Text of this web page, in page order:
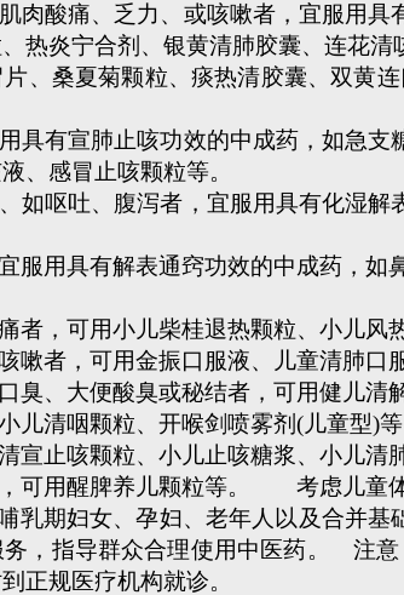
酸痛、乏力、或咳嗽者，宜服用具
热炎宁合剂、银黄清肺胶囊、连花
、桑夏菊颗粒、痰热清胶囊、双黄
有宣肺止咳功效的中成药，如急支
、感冒止咳颗粒等。
呕吐、腹泻者，宜服用具有化湿解
用具有解表通窍功效的中成药，如
，可用小儿柴桂退热颗粒、小儿风热
者，可用金振口服液、儿童清肺口
、大便酸臭或秘结者，可用健儿清解
清咽颗粒、开喉剑喷雾剂(儿童型)等
止咳颗粒、小儿止咳糖浆、小儿清肺
用醒脾养儿颗粒等。 考虑儿童体
期妇女、孕妇、老年人以及合并基
，指导群众合理使用中医药。 注
正规医疗机构就诊。